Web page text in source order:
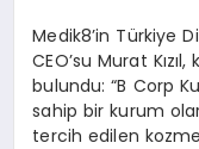
Medik8’in Türkiye
CEO’su Murat
bulundu: “B Corp
sahip bir kurum
tercih edilen